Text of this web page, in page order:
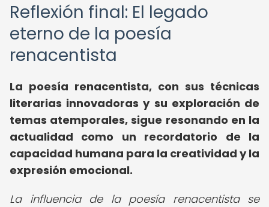
Reflexión final: El legado
eterno de la poesía
renacentista
La poesía renacentista, con sus técnicas
literarias innovadoras y su exploración de
temas atemporales, sigue resonando en la
actualidad como un recordatorio de la
capacidad humana para la creatividad y la
expresión emocional.
La influencia de la poesía renacentista se